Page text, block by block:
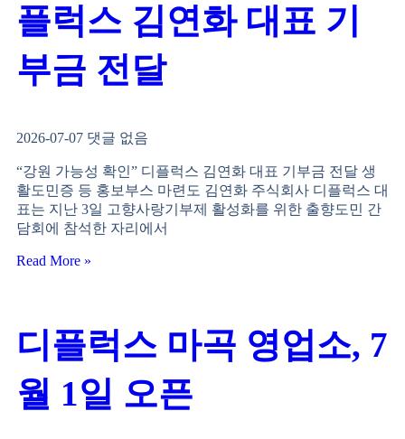
플럭스 김연화 대표 기
부금 전달
2026-07-07 댓글 없음
“강원 가능성 확인” 디플럭스 김연화 대표 기부금 전달 생
활도민증 등 홍보부스 마련도 김연화 주식회사 디플럭스 대
표는 지난 3일 고향사랑기부제 활성화를 위한 출향도민 간
담회에 참석한 자리에서
Read More »
디플럭스 마곡 영업소, 7
월 1일 오픈